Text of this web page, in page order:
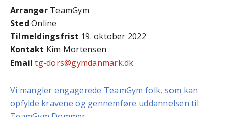
ArrangørTeamGym
Sted Online
Tilmeldingsfrist 19. oktober 2022
Kontakt Kim Mortensen
Email tg-dors@gymdanmark.dk
Vi mangler engagerede TeamGym folk, som kan
opfylde kravene og gennemføre uddannelsen til